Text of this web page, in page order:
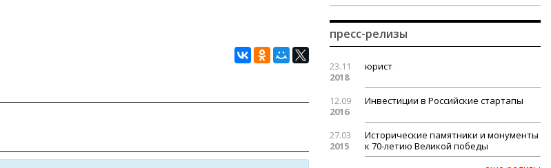
пресс-релизы
23.11
2018
юрист
12.09
2016
Инвестиции в Российские стартапы
27.03
2015
Исторические памятники и монументы
к 70-летию Великой победы